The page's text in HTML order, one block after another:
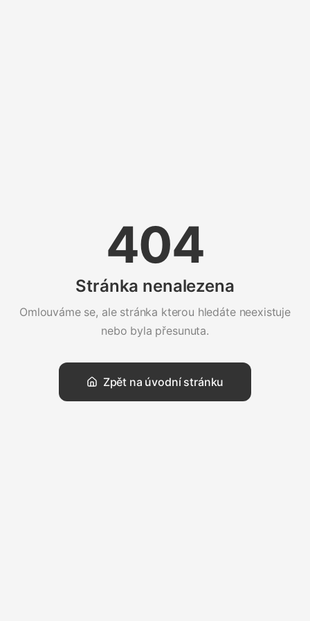
404
Stránka nenalezena
Omlouváme se, ale stránka kterou hledáte neexistuje
nebo byla přesunuta.
Zpět na úvodní stránku